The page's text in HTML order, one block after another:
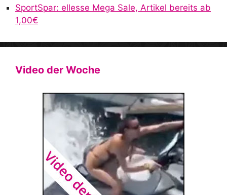
SportSpar: ellesse Mega Sale, Artikel bereits ab
1,00€
Video der Woche